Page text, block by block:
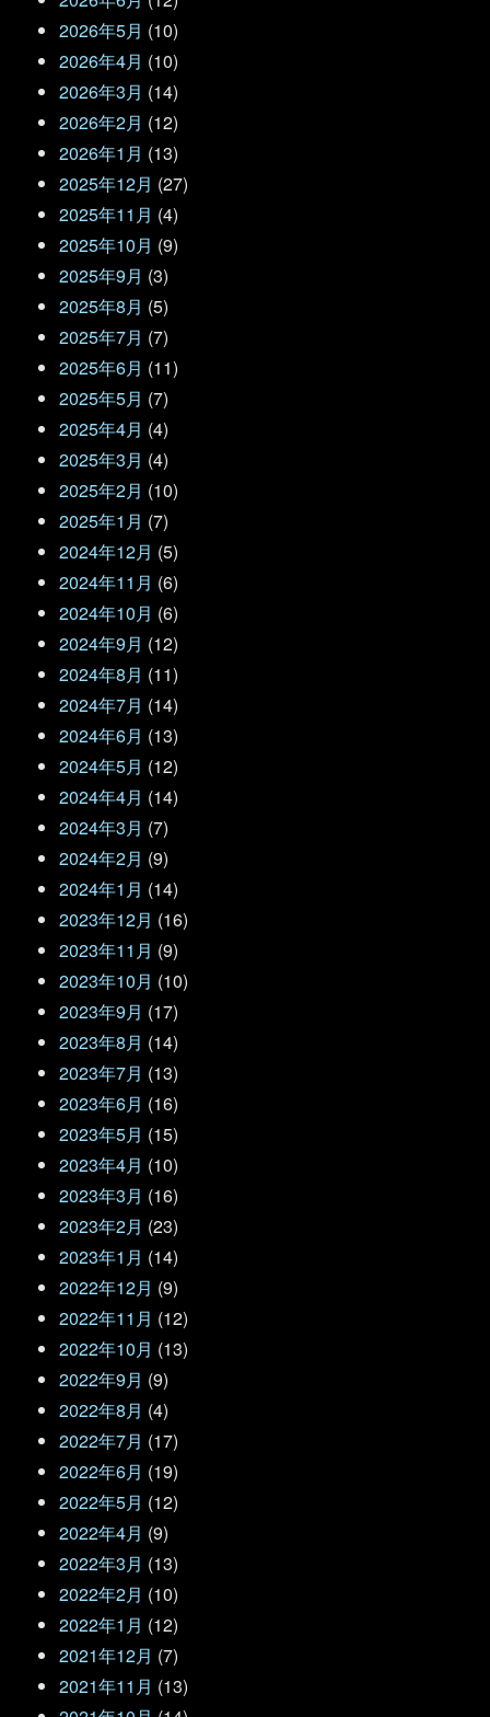
2026年5月 (10)
2026年4月 (10)
2026年3月 (14)
2026年2月 (12)
2026年1月 (13)
2025年12月 (27)
2025年11月 (4)
2025年10月 (9)
2025年9月 (3)
2025年8月 (5)
2025年7月 (7)
2025年6月 (11)
2025年5月 (7)
2025年4月 (4)
2025年3月 (4)
2025年2月 (10)
2025年1月 (7)
2024年12月 (5)
2024年11月 (6)
2024年10月 (6)
2024年9月 (12)
2024年8月 (11)
2024年7月 (14)
2024年6月 (13)
2024年5月 (12)
2024年4月 (14)
2024年3月 (7)
2024年2月 (9)
2024年1月 (14)
2023年12月 (16)
2023年11月 (9)
2023年10月 (10)
2023年9月 (17)
2023年8月 (14)
2023年7月 (13)
2023年6月 (16)
2023年5月 (15)
2023年4月 (10)
2023年3月 (16)
2023年2月 (23)
2023年1月 (14)
2022年12月 (9)
2022年11月 (12)
2022年10月 (13)
2022年9月 (9)
2022年8月 (4)
2022年7月 (17)
2022年6月 (19)
2022年5月 (12)
2022年4月 (9)
2022年3月 (13)
2022年2月 (10)
2022年1月 (12)
2021年12月 (7)
2021年11月 (13)